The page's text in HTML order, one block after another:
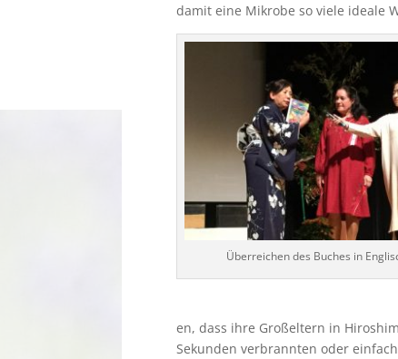
damit eine Mikrobe so viele ideale
Überreichen des Buches in
en, dass ihre Großeltern in
Sekunden verbrannten oder